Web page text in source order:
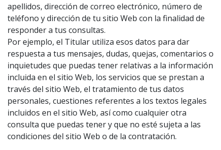
apellidos, dirección de correo electrónico, número de
teléfono y dirección de tu sitio Web con la finalidad de
responder a tus consultas.
Por ejemplo, el Titular utiliza esos datos para dar
respuesta a tus mensajes, dudas, quejas, comentarios o
inquietudes que puedas tener relativas a la información
incluida en el sitio Web, los servicios que se prestan a
través del sitio Web, el tratamiento de tus datos
personales, cuestiones referentes a los textos legales
incluidos en el sitio Web, así como cualquier otra
consulta que puedas tener y que no esté sujeta a las
condiciones del sitio Web o de la contratación.